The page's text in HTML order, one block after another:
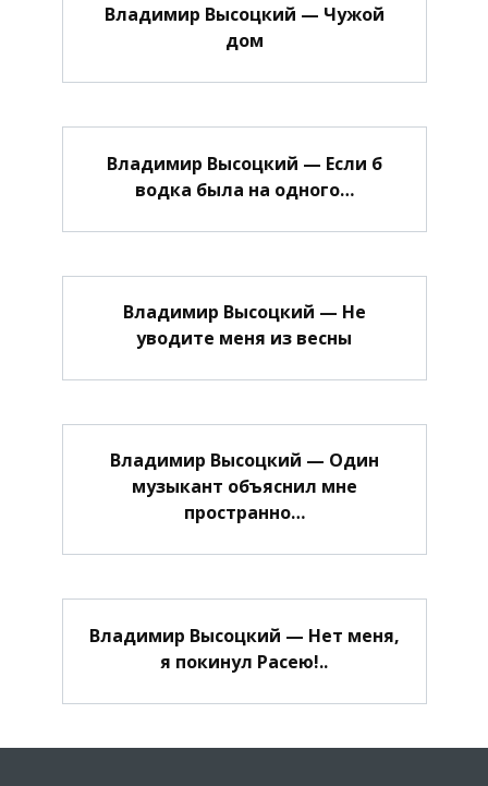
Владимир Высоцкий — Чужой
дом
Владимир Высоцкий — Если б
водка была на одного…
Владимир Высоцкий — Не
уводите меня из весны
Владимир Высоцкий — Один
музыкант объяснил мне
пространно…
Владимир Высоцкий — Нет меня,
я покинул Расею!..